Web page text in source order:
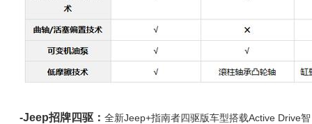
-Jeep招牌四驱： 全新Jeep+指南者四驱版车型搭载Active Drive智